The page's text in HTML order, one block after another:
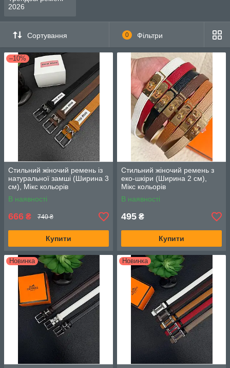
2026
Сортування 0 Фільтри
–10%
Стильний жіночий ремень із
натуральної замші (Ширина 3
см), Мікс кольорів
В наявності
666 ₴ 740 ₴
Купити
Стильний жіночий ремень з
еко-шкіри (Ширина 2 см),
Мікс кольорів
В наявності
495 ₴
Купити
Новинка Новинка